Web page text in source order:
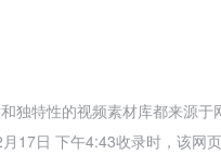
独特性的视频素材库都来源
17日 下午4:43收录时，该网